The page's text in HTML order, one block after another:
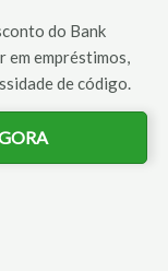
do Bank
em empréstimos,
de código.